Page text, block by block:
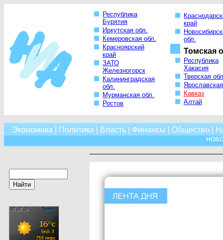
Республика
Бурятия
Иркутская обл.
Кемеровская обл.
Красноярский
край
ЗАТО
Железногорск
Калининградская
обл.
Мурманская обл.
Ростов
край
обл.
Томская
Республика
Хакасия
Тверская
Кавказ
Алтай
Экономика Политика Власть| Финансы Общество